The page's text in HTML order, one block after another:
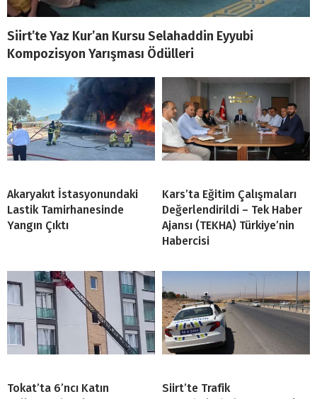
Siirt’te Yaz Kur’an Kursu Selahaddin Eyyubi
Kompozisyon Yarışması Ödülleri
Akaryakıt İstasyonundaki
Lastik Tamirhanesinde
Yangın Çıktı
Kars’ta Eğitim Çalışmaları
Değerlendirildi – Tek Haber
Ajansı (TEKHA) Türkiye’nin
Habercisi
Tokat’ta 6’ncı Katın
Siirt’te Trafik